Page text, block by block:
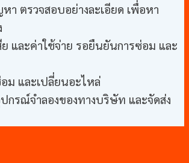
า ตรวจสอบอย่างละเอียด เพื่อหา
ย และค่าใช้จ่าย รอยืนยันการซ่อม และ
ม และเปลี่ยนอะไหล่
กรณ์จำลองของทางบริษัท และจัดส่ง